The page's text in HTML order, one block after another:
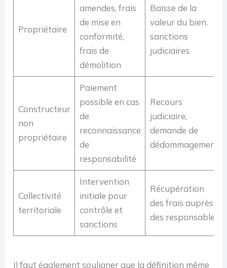
Propriétaire
amendes, frais
de mise en
conformité,
frais de
démolition
Baisse de la
valeur du bien,
sanctions
judiciaires
Constructeur
non
propriétaire
Paiement
possible en cas
de
reconnaissance
de
responsabilité
Recours
judiciaire,
demande de
dédommagement
Collectivité
territoriale
Intervention
initiale pour
contrôle et
sanctions
Récupération
des frais auprès
des responsables
Il faut également souligner que la définition même